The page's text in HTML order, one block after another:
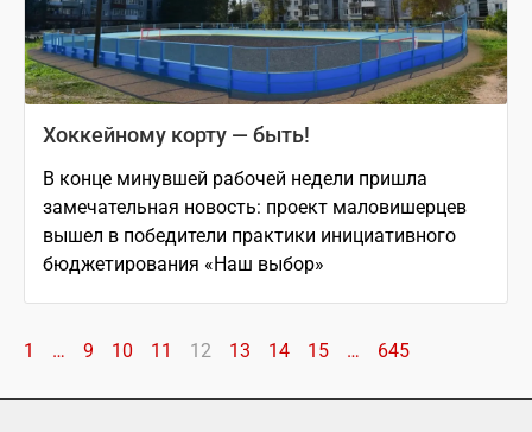
Хоккейному корту — быть!
В конце минувшей рабочей недели пришла
замечательная новость: проект маловишерцев
вышел в победители практики инициативного
бюджетирования «Наш выбор»
1 … 9 10 11 12 13 14 15 … 645